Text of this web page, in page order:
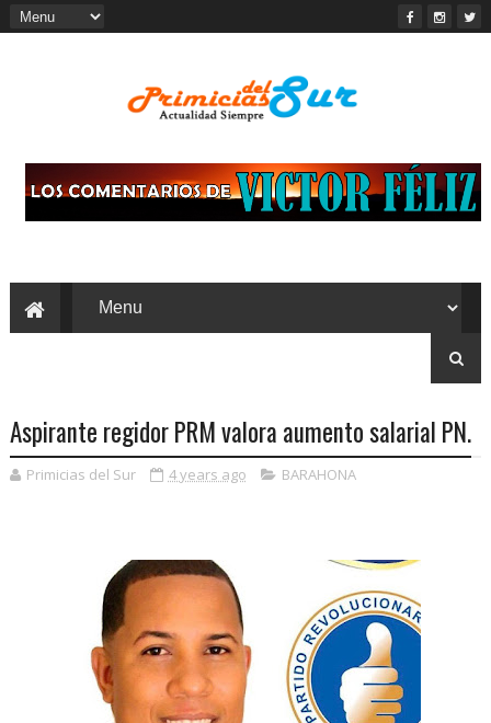
Aspirante regidor PRM valora aumento salarial PN.
Primicias del Sur 4 years ago BARAHONA